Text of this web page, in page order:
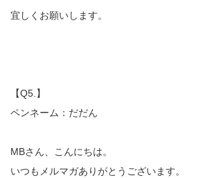
宜しくお願いします。
【Q5.】
ペンネーム：だだん
MBさん、こんにちは。
いつもメルマガありがとうございます。